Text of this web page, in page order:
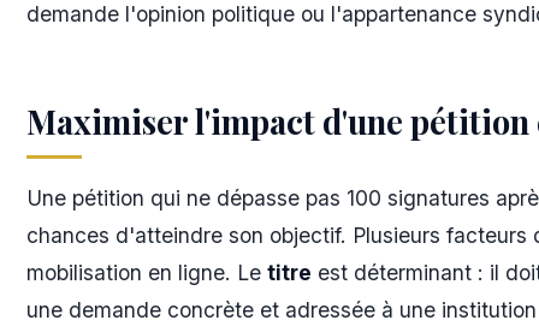
demande l'opinion politique ou l'appartenance
Maximiser l'impact d'une pétition
Une pétition qui ne dépasse pas 100 signatures
chances d'atteindre son objectif. Plusieurs
mobilisation en ligne. Le titre est déterminant : il
une demande concrète et adressée à une